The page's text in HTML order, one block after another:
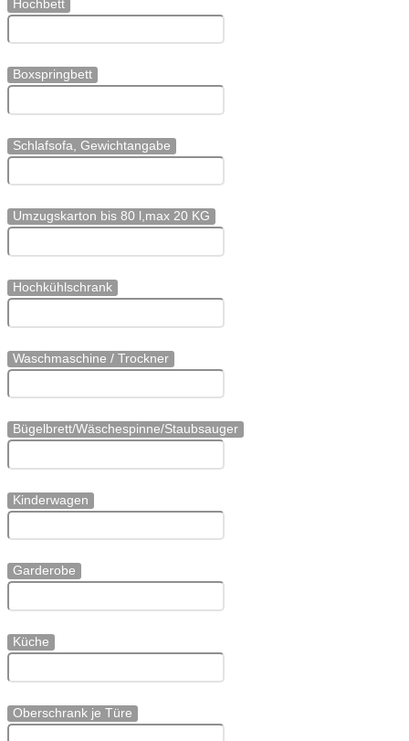
Hochbett
Boxspringbett
Schlafsofa, Gewichtangabe
Umzugskarton bis 80 l,max 20 KG
Hochkühlschrank
Waschmaschine / Trockner
Bügelbrett/Wäschespinne/Staubsauger
Kinderwagen
Garderobe
Küche
Oberschrank je Türe